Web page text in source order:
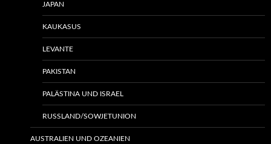
JAPAN
KAUKASUS
LEVANTE
PAKISTAN
PALÄSTINA UND ISRAEL
RUSSLAND/SOWJETUNION
AUSTRALIEN UND OZEANIEN